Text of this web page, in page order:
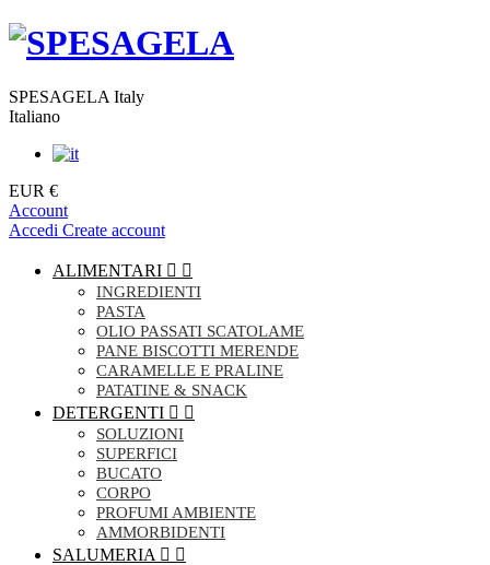
SPESAGELA Italy
Italiano
EUR €
Account
Accedi Create account
ALIMENTARI  
INGREDIENTI
PASTA
OLIO PASSATI SCATOLAME
PANE BISCOTTI MERENDE
CARAMELLE E PRALINE
PATATINE & SNACK
DETERGENTI  
SOLUZIONI
SUPERFICI
BUCATO
CORPO
PROFUMI AMBIENTE
AMMORBIDENTI
SALUMERIA  